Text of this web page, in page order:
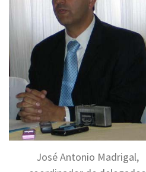
José Antonio Madrigal,